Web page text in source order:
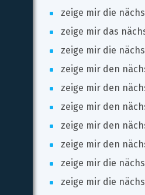
zeige mir die
zeige mir das
zeige mir die
zeige mir den
zeige mir den
zeige mir den
zeige mir den
zeige mir den
zeige mir die
zeige mir die